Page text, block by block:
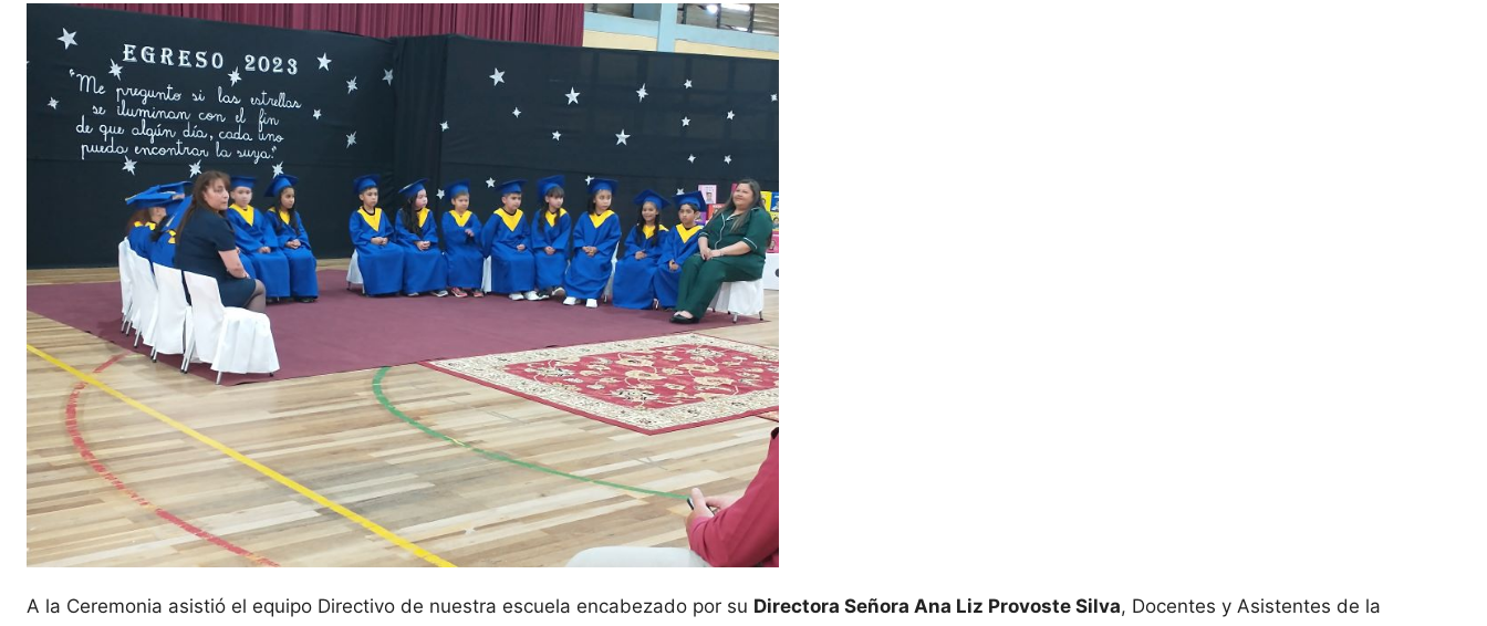
A la Ceremonia asistió el equipo Directivo de nuestra escuela encabezado por su Directora Señora Ana Liz Provoste Silva, Docentes y Asistentes de la